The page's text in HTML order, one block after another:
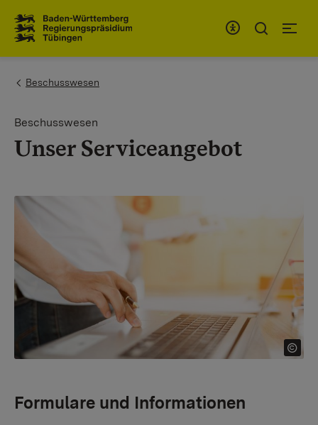
You are here:
Beschusswesen
Beschusswesen
Unser Serviceangebot
Formulare und Informationen